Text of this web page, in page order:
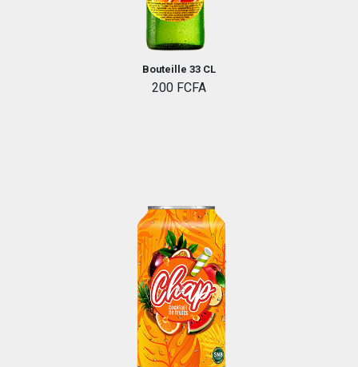
Bouteille 33 CL
200 FCFA